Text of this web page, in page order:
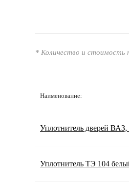
* Количество и стоимость
Наименование:
Уплотнитель дверей
Уплотнитель ТЭ 104